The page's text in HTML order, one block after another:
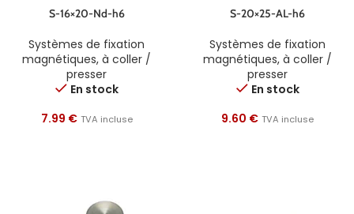
S-16×20-Nd-h6
Systèmes de fixation
magnétiques, à coller /
presser
En stock
7.99 € TVA incluse
S-20×25-AL-h6
Systèmes de fixation
magnétiques, à coller /
presser
En stock
9.60 € TVA incluse